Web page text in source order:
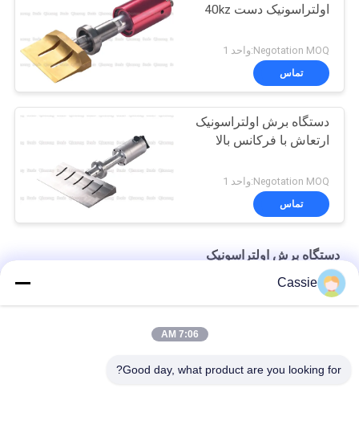
اولتراسونیک دست 40kz
Negotation MOQ:واحد 1
تماس
دستگاه برش اولتراسونیک
ارتعاش با فرکانس بالا
Negotation MOQ:واحد 1
تماس
دستگاه برش اولتراسونیک
چاقوی برش تیغه جایگزین از مواد ترکیبی 30Khz
Cassie
7:06 AM
Good day, what product are you looking for?